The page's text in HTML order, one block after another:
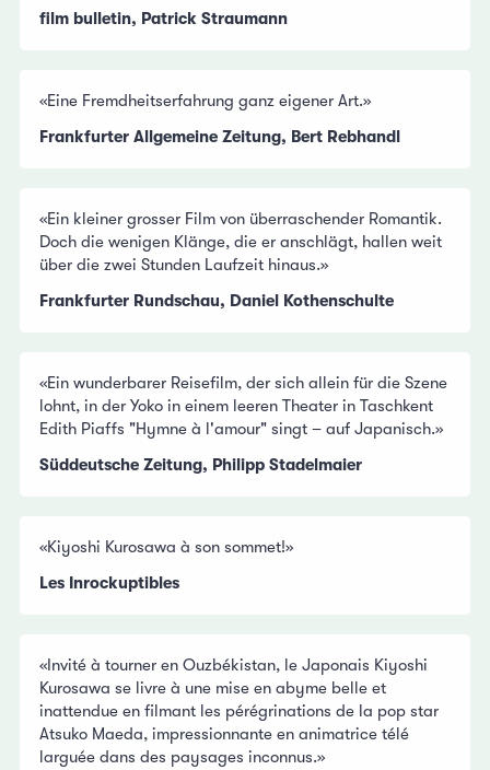
film bulletin, Patrick Straumann
«Eine Fremdheitserfahrung ganz eigener Art.»
Frankfurter Allgemeine Zeitung, Bert Rebhandl
«Ein kleiner grosser Film von überraschender Romantik.
Doch die wenigen Klänge, die er anschlägt, hallen weit
über die zwei Stunden Laufzeit hinaus.»
Frankfurter Rundschau, Daniel Kothenschulte
«Ein wunderbarer Reisefilm, der sich allein für die Szene
lohnt, in der Yoko in einem leeren Theater in Taschkent
Edith Piaffs "Hymne à l'amour" singt – auf Japanisch.»
Süddeutsche Zeitung, Philipp Stadelmaier
«Kiyoshi Kurosawa à son sommet!»
Les Inrockuptibles
«Invité à tourner en Ouzbékistan, le Japonais Kiyoshi
Kurosawa se livre à une mise en abyme belle et
inattendue en filmant les pérégrinations de la pop star
Atsuko Maeda, impressionnante en animatrice télé
larguée dans des paysages inconnus.»